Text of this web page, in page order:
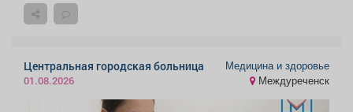
Центральная городская больница
01.08.2026
Медицина и здоровье
Междуреченск